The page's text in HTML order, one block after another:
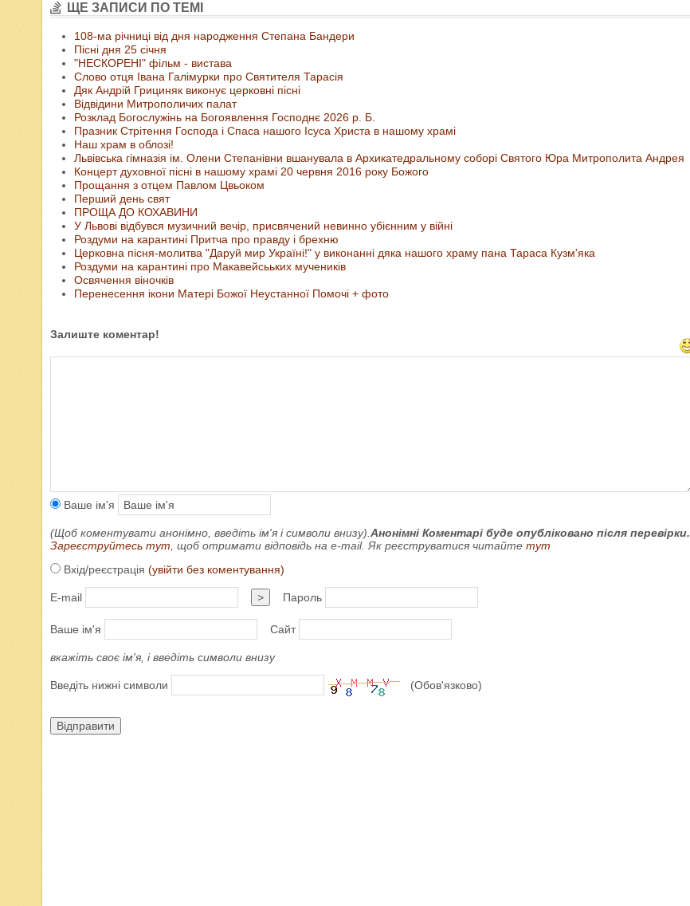
ЩЕ ЗАПИСИ ПО ТЕМІ
108-ма річниці від дня народження Степана Бандери
Пісні дня 25 січня
"НЕСКОРЕНІ" фільм - вистава
Слово отця Івана Галімурки про Святителя Тарасія
Дяк Андрій Грициняк виконує церковні пісні
Відвідини Митрополичих палат
Розклад Богослужінь на Богоявлення Господнє 2026 р. Б.
Празник Стрітення Господа і Спаса нашого Ісуса Христа в нашому храмі
Наш храм в облозі!
Львівська гімназія ім. Олени Степанівни вшанувала в Архикатедральному соборі Святого Юра Митрополита Андрея
Концерт духовної пісні в нашому храмі 20 червня 2016 року Божого
Прощання з отцем Павлом Цвьоком
Перший день свят
ПРОЩА ДО КОХАВИНИ
У Львові відбувся музичний вечір, присвячений невинно убієнним у війні
Роздуми на карантині Притча про правду і брехню
Церковна пісня-молитва "Даруй мир Україні!" у виконанні дяка нашого храму пана Тараса Кузм'яка
Роздуми на карантині про Макавейсььких мучеників
Освячення віночків
Перенесення ікони Матері Божої Неустанної Помочі + фото
Залиште коментар!
Ваше ім'я
(Щоб коментувати анонімно, введіть ім'я і символи внизу).Анонімні Коментарі буде опубліковано після перевірки.
Зареєструйтесь тут, щоб отримати відповідь на e-mail. Як реєструватися читайте тут
Вхід/реєстрація (увійти без коментування)
E-mail > Пароль
Ваше ім'я Сайт
вкажіть своє ім'я, і введіть символи внизу
Введіть нижні символи (Обов'язково)
Відправити